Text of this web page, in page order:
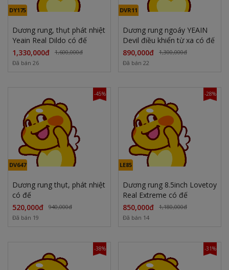
DY175
Dương rung, thụt phát nhiệt
Yeain Real Dildo có đế
1,330,000đ
1,600,000đ
Đã bán 26
DVR11
Dương rung ngoáy YEAIN
Devil điều khiển từ xa có đế
890,000đ
1,300,000đ
Đã bán 22
-45%
DV647
Dương rung thụt, phát nhiệt
có đế
520,000đ
940,000đ
Đã bán 19
-28%
LE85
Dương rung 8.5inch Lovetoy
Real Extreme có đế
850,000đ
1,180,000đ
Đã bán 14
-38% -31%